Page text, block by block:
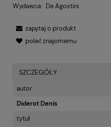
Wydawca: De Agostini
zapytaj o produkt
poleć znajomemu
SZCZEGÓŁY
autor
Diderot Denis
tytuł